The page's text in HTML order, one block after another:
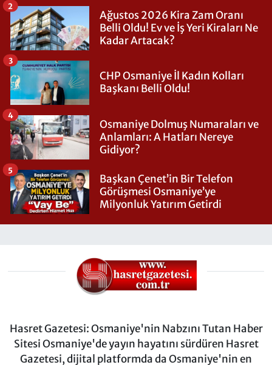
Ağustos 2026 Kira Zam Oranı
Belli Oldu! Ev ve İş Yeri Kiraları Ne
Kadar Artacak?
2
CHP Osmaniye İl Kadın Kolları
Başkanı Belli Oldu!
3
Osmaniye Dolmuş Numaraları ve
Anlamları: A Hatları Nereye
Gidiyor?
4
Başkan Çenet’in Bir Telefon
Görüşmesi Osmaniye’ye
Milyonluk Yatırım Getirdi
5
Hasret Gazetesi: Osmaniye'nin Nabzını Tutan Haber
Sitesi Osmaniye'de yayın hayatını sürdüren Hasret
Gazetesi, dijital platformda da Osmaniye'nin en